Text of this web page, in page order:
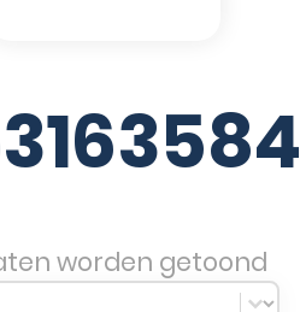
worden getoond